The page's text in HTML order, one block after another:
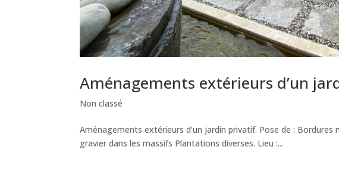
Aménagements extérieurs d’un
Non classé
Aménagements extérieurs d’un jardin privatif. Pose de :
gravier dans les massifs Plantations diverses. Lieu :...